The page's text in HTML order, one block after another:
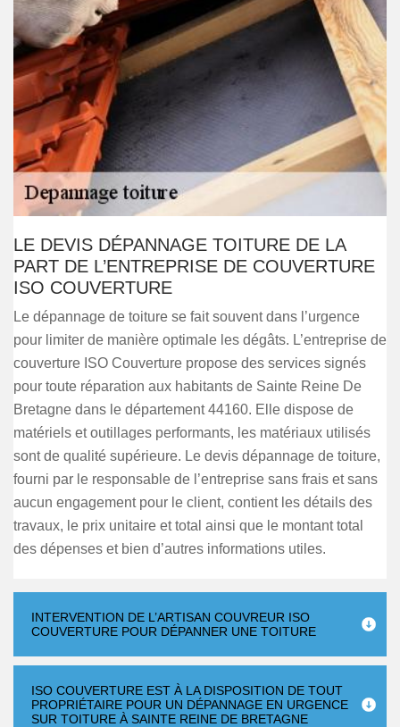
LE DEVIS DÉPANNAGE TOITURE DE LA
PART DE L’ENTREPRISE DE COUVERTURE
ISO COUVERTURE
Le dépannage de toiture se fait souvent dans l’urgence
pour limiter de manière optimale les dégâts. L’entreprise de
couverture ISO Couverture propose des services signés
pour toute réparation aux habitants de Sainte Reine De
Bretagne dans le département 44160. Elle dispose de
matériels et outillages performants, les matériaux utilisés
sont de qualité supérieure. Le devis dépannage de toiture,
fourni par le responsable de l’entreprise sans frais et sans
aucun engagement pour le client, contient les détails des
travaux, le prix unitaire et total ainsi que le montant total
des dépenses et bien d’autres informations utiles.
INTERVENTION DE L’ARTISAN COUVREUR ISO
COUVERTURE POUR DÉPANNER UNE TOITURE
ISO COUVERTURE EST À LA DISPOSITION DE TOUT
PROPRIÉTAIRE POUR UN DÉPANNAGE EN URGENCE
SUR TOITURE À SAINTE REINE DE BRETAGNE